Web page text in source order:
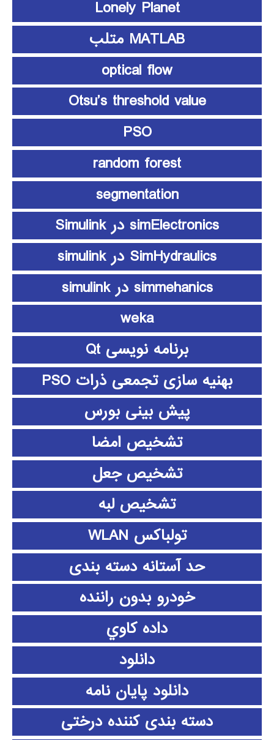
Lonely Planet
MATLAB متلب
optical flow
Otsu’s threshold value
PSO
random forest
segmentation
simElectronics در Simulink
SimHydraulics در simulink
simmehanics در simulink
weka
برنامه نویسی Qt
بهنیه سازی تجمعی ذرات PSO
پیش بینی بورس
تشخیص امضا
تشخیص جعل
تشخیص لبه
تولباکس WLAN
حد آستانه دسته بندی
خودرو بدون راننده
داده كاوي
دانلود
دانلود پايان نامه
دسته بندی کننده درختی